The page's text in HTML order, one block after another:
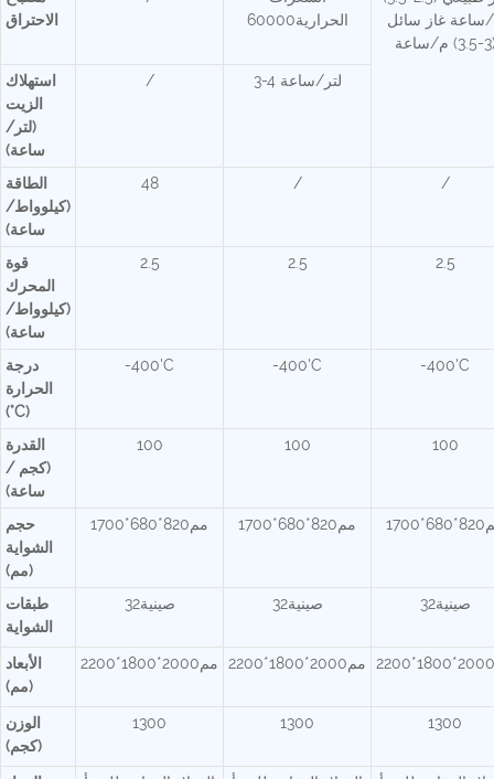
الاحتراق
الحرارية60000
ساعة غاز سائل
ساعة
استهلاك
الزيت
(لتر/
ساعة)
/ 3-4 لتر/ساعة
الطاقة
(كيلوواط/
ساعة)
48 / /
قوة
المحرك
(كيلوواط/
ساعة)
2.5 2.5 2.5
درجة
الحرارة
(°C)
-400'C -400'C -400'C
القدرة
(كجم /
ساعة)
100 100 100
حجم
الشواية
(مم)
مم820*680*1700 مم820*680*1700
طبقات
الشواية
صينية32 صينية32 صينية32
الأبعاد
(مم)
مم2000*1800*2200 مم2000*1800*2200
الوزن
(كجم)
1300 1300 1300